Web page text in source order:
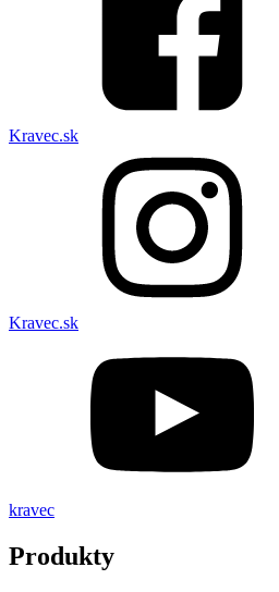
Kravec.sk
Kravec.sk
kravec
Produkty